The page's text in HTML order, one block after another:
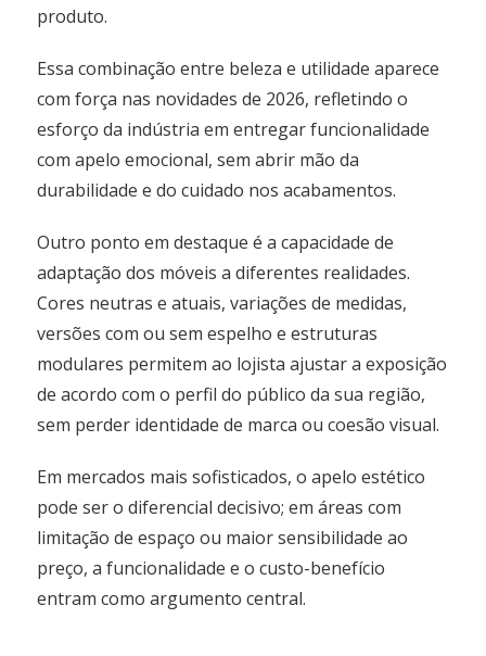
produto.
Essa combinação entre beleza e utilidade aparece
com força nas novidades de 2026, refletindo o
esforço da indústria em entregar funcionalidade
com apelo emocional, sem abrir mão da
durabilidade e do cuidado nos acabamentos.
Outro ponto em destaque é a capacidade de
adaptação dos móveis a diferentes realidades.
Cores neutras e atuais, variações de medidas,
versões com ou sem espelho e estruturas
modulares permitem ao lojista ajustar a exposição
de acordo com o perfil do público da sua região,
sem perder identidade de marca ou coesão visual.
Em mercados mais sofisticados, o apelo estético
pode ser o diferencial decisivo; em áreas com
limitação de espaço ou maior sensibilidade ao
preço, a funcionalidade e o custo-benefício
entram como argumento central.